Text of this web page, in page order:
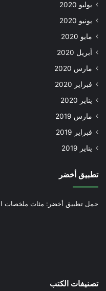
يوليو 2020
يونيو 2020
مايو 2020
أبريل 2020
مارس 2020
فبراير 2020
يناير 2020
مارس 2019
فبراير 2019
يناير 2019
تطبيق أخضر
حمل تطبيق أخضر: مئات ملخصات
تصنيفات الكتب